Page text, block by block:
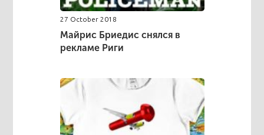
27 October 2018
Майрис Бриедис снялся в
рекламе Риги